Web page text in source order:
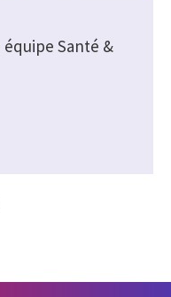
Santé &